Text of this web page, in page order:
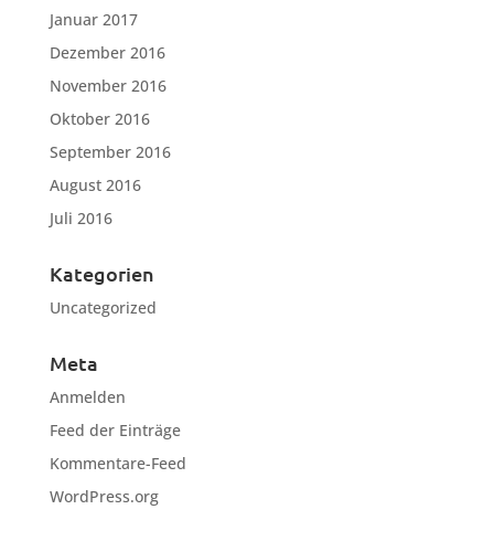
Januar 2017
Dezember 2016
November 2016
Oktober 2016
September 2016
August 2016
Juli 2016
Kategorien
Uncategorized
Meta
Anmelden
Feed der Einträge
Kommentare-Feed
WordPress.org